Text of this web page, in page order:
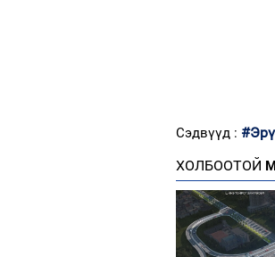
Сэдвүүд :
ХОЛБООТОЙ